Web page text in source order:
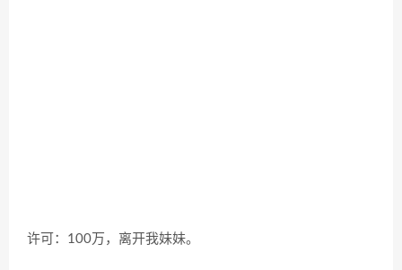
许可： 100万，离开我妹妹。